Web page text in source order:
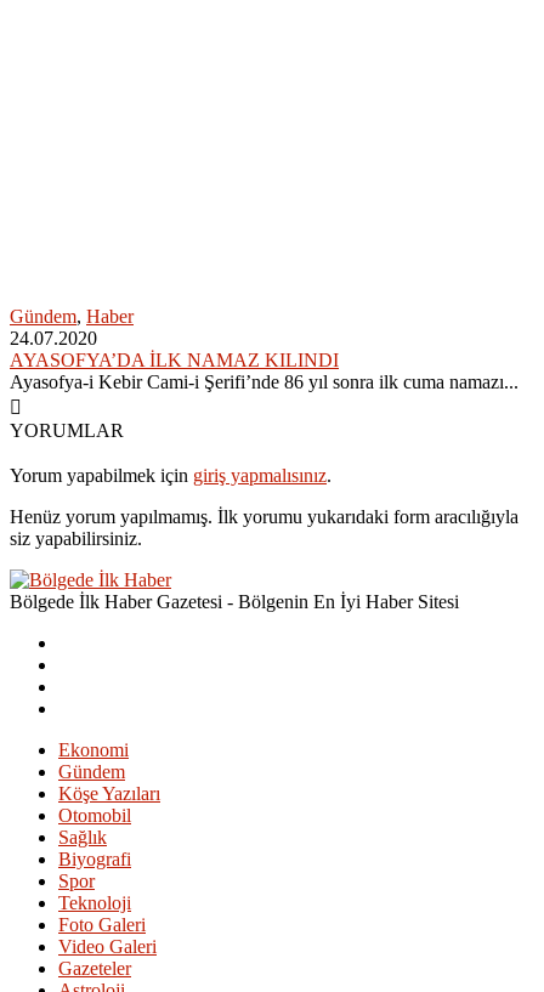
Gündem, Haber
24.07.2020
AYASOFYA’DA İLK NAMAZ KILINDI
Ayasofya-i Kebir Cami-i Şerifi’nde 86 yıl sonra ilk cuma namazı...
YORUMLAR
Yorum yapabilmek için giriş yapmalısınız.
Henüz yorum yapılmamış. İlk yorumu yukarıdaki form aracılığıyla
siz yapabilirsiniz.
Bölgede İlk Haber Gazetesi - Bölgenin En İyi Haber Sitesi
Ekonomi
Gündem
Köşe Yazıları
Otomobil
Sağlık
Biyografi
Spor
Teknoloji
Foto Galeri
Video Galeri
Gazeteler